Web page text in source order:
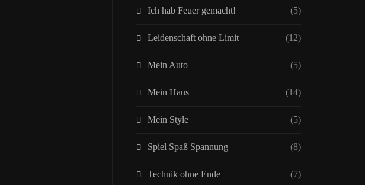
Ich hab Feuer gemacht! (5)
Leidenschaft ohne Limit (12)
Mein Auto (5)
Mein Haus (14)
Mein Style (5)
Spiel Spaß Spannung (8)
Technik ohne Ende (7)